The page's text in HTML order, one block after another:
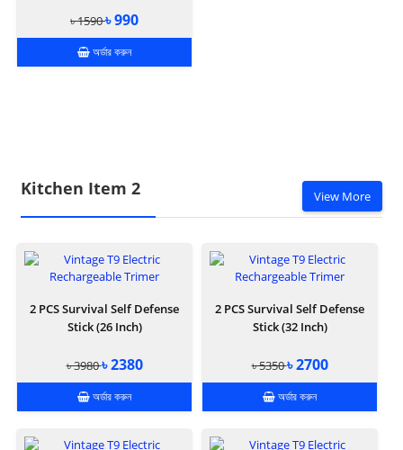
৳ 1590৳ 990
অর্ডার করুন
Kitchen Item 2 View More
2 PCS Survival Self Defense
Stick (26 Inch)
৳ 3980৳ 2380
অর্ডার করুন
2 PCS Survival Self Defense
Stick (32 Inch)
৳ 5350৳ 2700
অর্ডার করুন